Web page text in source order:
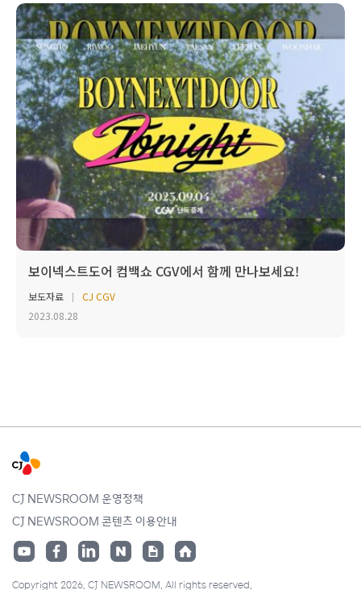
보이넥스트도어 컴백쇼 CGV에서 함께 만나보세요!
보도자료
CJ CGV
2023.08.28
CJ NEWSROOM 운영정책
CJ NEWSROOM 콘텐츠 이용안내
Copyright 2026. CJ NEWSROOM. All rights reserved.